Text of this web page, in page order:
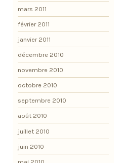
mars 2011
février 2011
janvier 2011
décembre 2010
novembre 2010
octobre 2010
septembre 2010
août 2010
juillet 2010
juin 2010